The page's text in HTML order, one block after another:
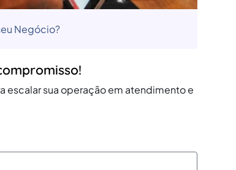
Negócio?
escalar sua operação em atendimento e